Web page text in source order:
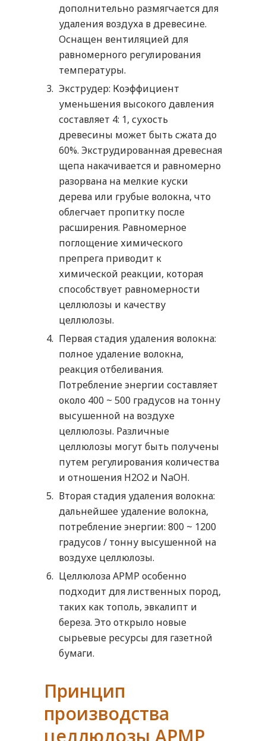
дополнительно размягчается для
удаления воздуха в древесине.
Оснащен вентиляцией для
равномерного регулирования
температуры.
Экструдер: Коэффициент
уменьшения высокого давления
составляет 4: 1, сухость
древесины может быть сжата до
60%. Экструдированная древесная
щепа накачивается и равномерно
разорвана на мелкие куски
дерева или грубые волокна, что
облегчает пропитку после
расширения. Равномерное
поглощение химического
препрега приводит к
химической реакции, которая
способствует равномерности
целлюлозы и качеству
целлюлозы.
Первая стадия удаления волокна:
полное удаление волокна,
реакция отбеливания.
Потребление энергии составляет
около 400 ~ 500 градусов на тонну
высушенной на воздухе
целлюлозы. Различные
целлюлозы могут быть получены
путем регулирования количества
и отношения H2O2 и NaOH.
Вторая стадия удаления волокна:
дальнейшее удаление волокна,
потребление энергии: 800 ~ 1200
градусов / тонну высушенной на
воздухе целлюлозы.
Целлюлоза APMP особенно
подходит для лиственных пород,
таких как тополь, эвкалипт и
береза. Это открыло новые
сырьевые ресурсы для газетной
бумаги.
Принцип
производства
целлюлозы APMP